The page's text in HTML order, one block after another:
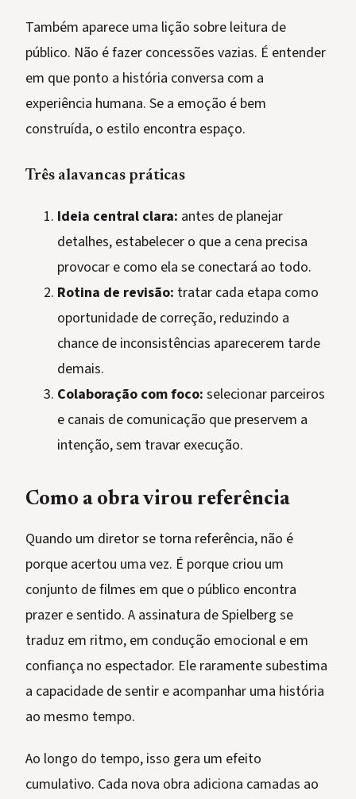
Também aparece uma lição sobre leitura de
público. Não é fazer concessões vazias. É entender
em que ponto a história conversa com a
experiência humana. Se a emoção é bem
construída, o estilo encontra espaço.
Três alavancas práticas
Ideia central clara: antes de planejar
detalhes, estabelecer o que a cena precisa
provocar e como ela se conectará ao todo.
Rotina de revisão: tratar cada etapa como
oportunidade de correção, reduzindo a
chance de inconsistências aparecerem tarde
demais.
Colaboração com foco: selecionar parceiros
e canais de comunicação que preservem a
intenção, sem travar execução.
Como a obra virou referência
Quando um diretor se torna referência, não é
porque acertou uma vez. É porque criou um
conjunto de filmes em que o público encontra
prazer e sentido. A assinatura de Spielberg se
traduz em ritmo, em condução emocional e em
confiança no espectador. Ele raramente subestima
a capacidade de sentir e acompanhar uma história
ao mesmo tempo.
Ao longo do tempo, isso gera um efeito
cumulativo. Cada nova obra adiciona camadas ao